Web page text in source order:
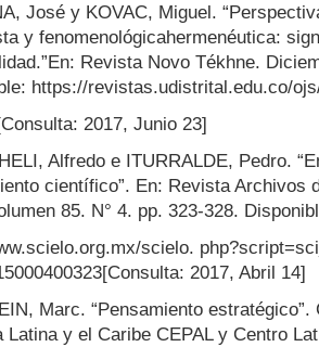
José y KOVAC, Miguel.
y fenomenológicahermenéutica:
Revista Novo Tékhne.
https://revistas.udistrital.edu.co/
2017, Junio 23]
Alfredo e ITURRALDE, Pedro.
científico”. En: Revista Archivos
85. N° 4. pp. 323-328.
scielo.
2017, Abril 14]
Marc. “Pensamiento
Latina y el Caribe CEPAL y Centro